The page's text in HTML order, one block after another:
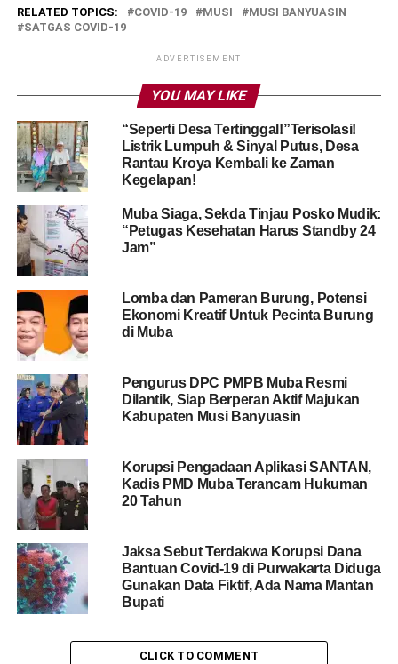
RELATED TOPICS: COVID-19 MUSI
MUSI BANYUASIN
SATGAS COVID-19
ADVERTISEMENT
YOU MAY LIKE
“Seperti Desa Tertinggal!”​Terisolasi!
Listrik Lumpuh & Sinyal Putus, Desa
Rantau Kroya Kembali ke Zaman
Kegelapan!
Muba Siaga, Sekda Tinjau Posko Mudik:
“Petugas Kesehatan Harus Standby 24
Jam”
Lomba dan Pameran Burung, Potensi
Ekonomi Kreatif Untuk Pecinta Burung
di Muba
Pengurus DPC PMPB Muba Resmi
Dilantik, Siap Berperan Aktif Majukan
Kabupaten Musi Banyuasin
Korupsi Pengadaan Aplikasi SANTAN,
Kadis PMD Muba Terancam Hukuman
20 Tahun
Jaksa Sebut Terdakwa Korupsi Dana
Bantuan Covid-19 di Purwakarta Diduga
Gunakan Data Fiktif, Ada Nama Mantan
Bupati
CLICK TO COMMENT